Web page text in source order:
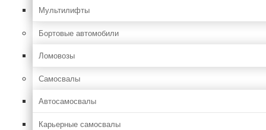
Мультилифты
Бортовые автомобили
Ломовозы
Самосвалы
Автосамосвалы
Карьерные самосвалы